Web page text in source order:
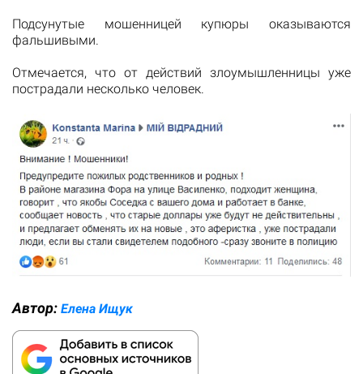
Подсунутые мошенницей купюры оказываются
фальшивыми.
Отмечается, что от действий злоумышленницы уже
пострадали несколько человек.
Автор: Елена Ищук